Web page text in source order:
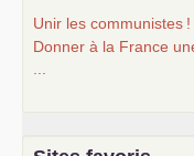
Unir les communistes !
Donner à la France